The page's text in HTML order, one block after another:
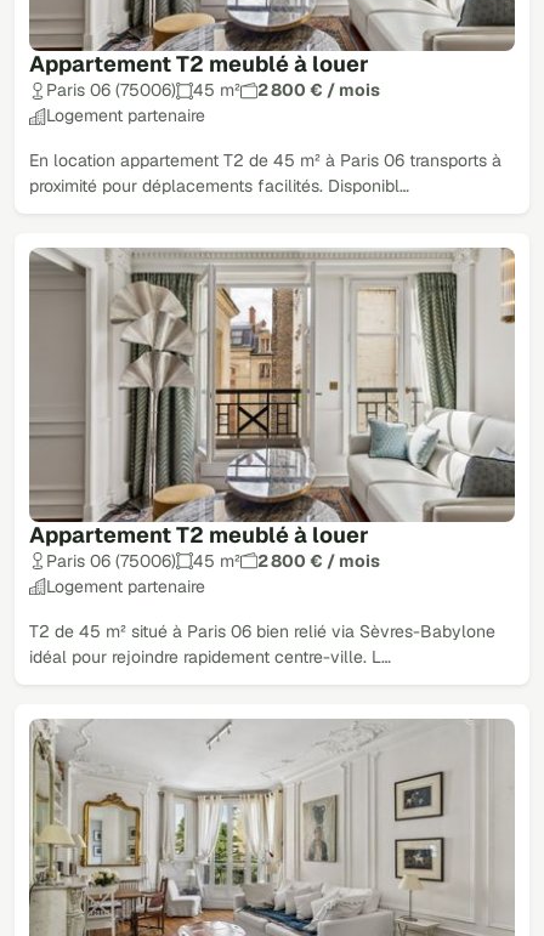
Appartement T2 meublé à louer
Paris 06 (75006) 45 m²
2 800 € / mois
Logement partenaire
En location appartement T2 de 45 m² à Paris 06 transports à
proximité pour déplacements facilités. Disponibl…
Appartement T2 meublé à louer
Paris 06 (75006) 45 m²
2 800 € / mois
Logement partenaire
T2 de 45 m² situé à Paris 06 bien relié via Sèvres-Babylone
idéal pour rejoindre rapidement centre-ville. L…